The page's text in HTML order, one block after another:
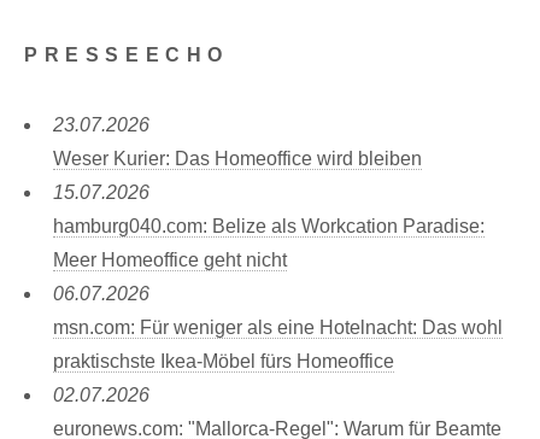
PRESSEECHO
23.07.2026
Weser Kurier: Das Homeoffice wird bleiben
15.07.2026
hamburg040.com: Belize als Workcation Paradise:
Meer Homeoffice geht nicht
06.07.2026
msn.com: Für weniger als eine Hotelnacht: Das wohl
praktischste Ikea-Möbel fürs Homeoffice
02.07.2026
euronews.com: "Mallorca-Regel": Warum für Beamte